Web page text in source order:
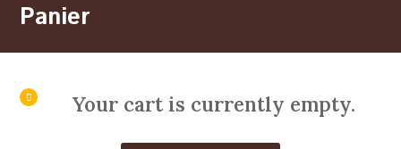
Panier
Your cart is currently empty.